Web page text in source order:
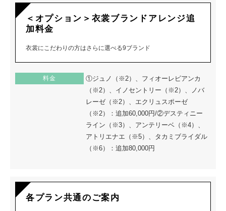
＜オプション＞衣裳ブランドアレンジ追
加料金
衣裳にこだわりの方はさらに選べる9ブランド
料金
①ジュノ（※2）、フィオーレビアンカ
（※2）、イノセントリー（※2）、ノバ
レーゼ（※2）、エクリュスポーゼ
（※2）：追加60,000円/②デスティニー
ライン（※3）、アンテリーベ（※4）、
アトリエナエ（※5）、タカミブライダル
（※6）：追加80,000円
各プラン共通のご案内